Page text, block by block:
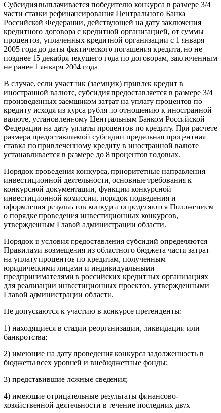
Субсидия выплачивается победителю конкурса в размере 3/4
части ставки рефинансирования Центрального Банка
Российской Федерации, действующей на дату заключения
кредитного договора с кредитной организацией, от суммы
процентов, уплаченных кредитной организации с 1 января
2005 года до даты фактического погашения кредита, но не
позднее 15 декабря текущего года по договорам, заключенным
не ранее 1 января 2004 года.
В случае, если участник (заемщик) привлек кредит в
иностранной валюте, субсидия предоставляется в размере 3/4
произведенных заемщиком затрат на уплату процентов по
кредиту исходя из курса рубля по отношению к иностранной
валюте, установленному Центральным Банком Российской
Федерации на дату уплаты процентов по кредиту. При расчете
размера предоставляемой субсидии предельная процентная
ставка по привлеченному кредиту в иностранной валюте
устанавливается в размере до 8 процентов годовых.
Порядок проведения конкурса, приоритетные направления
инвестиционной деятельности, основные требования к
конкурсной документации, функции конкурсной
инвестиционной комиссии, порядок подведения и
оформления результатов конкурса определяются Положением
о порядке проведения инвестиционных конкурсов,
утвержденным Главой администрации области.
Порядок и условия предоставления субсидий определяются
Правилами возмещения из областного бюджета части затрат
на уплату процентов по кредитам, полученным
юридическими лицами и индивидуальными
предпринимателями в российских кредитных организациях
для реализации инвестиционных проектов, утвержденными
Главой администрации области.
Не допускаются к участию в конкурсе претенденты:
1) находящиеся в стадии реорганизации, ликвидации или
банкротства;
2) имеющие на дату проведения конкурса задолженность в
бюджеты всех уровней и внебюджетные фонды;
3) представившие ложные сведения;
4) имеющие отрицательные результаты финансово-
хозяйственной деятельности в течение последних двух